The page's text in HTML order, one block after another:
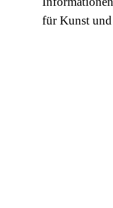
für Kunst